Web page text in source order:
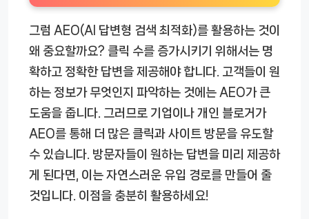
그럼 AEO(AI 답변형 검색 최적화)를 활용하는 것이
왜 중요할까요? 클릭 수를 증가시키기 위해서는 명
확하고 정확한 답변을 제공해야 합니다. 고객들이 원
하는 정보가 무엇인지 파악하는 것에는 AEO가 큰
도움을 줍니다. 그러므로 기업이나 개인 블로거가
AEO를 통해 더 많은 클릭과 사이트 방문을 유도할
수 있습니다. 방문자들이 원하는 답변을 미리 제공하
게 된다면, 이는 자연스러운 유입 경로를 만들어 줄
것입니다. 이점을 충분히 활용하세요!